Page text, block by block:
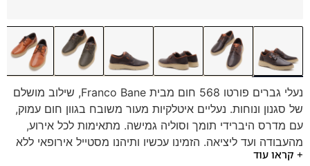
נעלי גברים פורטו 568 חום מבית Franco Bane, שילוב מושלם
של סגנון ונוחות. נעליים איטלקיות מעור משובח בגוון חום עמוק,
עם מדרס היברידי תומך וסוליה גמישה. מתאימות לכל אירוע,
מהעבודה ועד ליציאה. הזמינו עכשיו ותיהנו מסטייל אירופאי ללא
פשרות!
+ קראו עוד